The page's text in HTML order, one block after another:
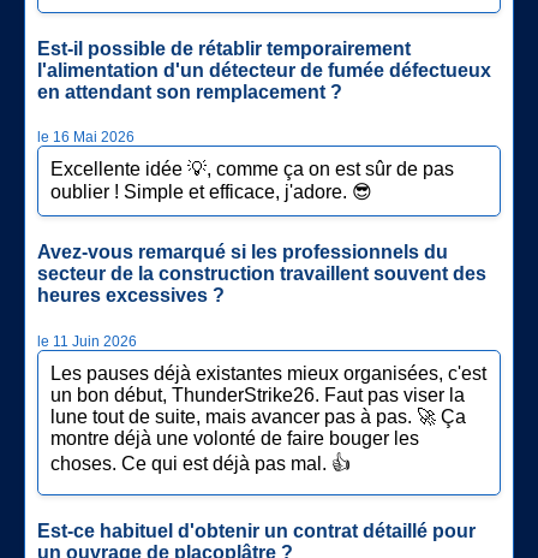
Est-il possible de rétablir temporairement
l'alimentation d'un détecteur de fumée défectueux
en attendant son remplacement ?
le 16 Mai 2026
Excellente idée 💡, comme ça on est sûr de pas
oublier ! Simple et efficace, j'adore. 😎
Avez-vous remarqué si les professionnels du
secteur de la construction travaillent souvent des
heures excessives ?
le 11 Juin 2026
Les pauses déjà existantes mieux organisées, c'est
un bon début, ThunderStrike26. Faut pas viser la
lune tout de suite, mais avancer pas à pas. 🚀 Ça
montre déjà une volonté de faire bouger les
choses. Ce qui est déjà pas mal. 👍
Est-ce habituel d'obtenir un contrat détaillé pour
un ouvrage de placoplâtre ?